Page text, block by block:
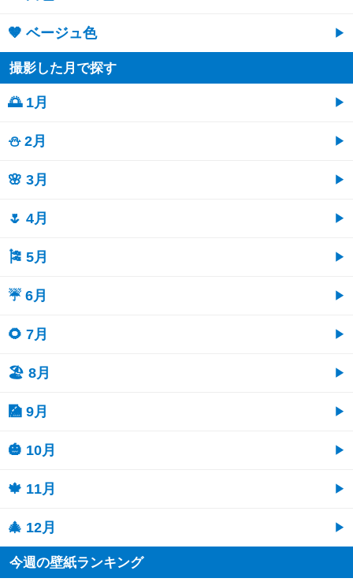
🤎 ベージュ色
撮影した月で探す
🌅 1月
⛄ 2月
🌸 3月
🌷 4月
🎏 5月
☔ 6月
🌻 7月
🏖 8月
🎑 9月
🎃 10月
🍁 11月
🎄 12月
今週の壁紙ランキング